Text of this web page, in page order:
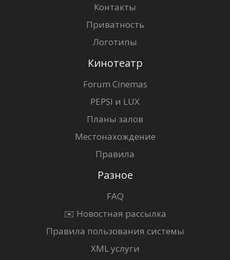
Контакты
Приватность
Логотипы
Кинотеатр
Forum Cinemas
PEPSI и LUX
Планы залов
Местонахождение
Правила
Разное
FAQ
✉️ Новостная рассылка
Правила пользования системы
XML услуги